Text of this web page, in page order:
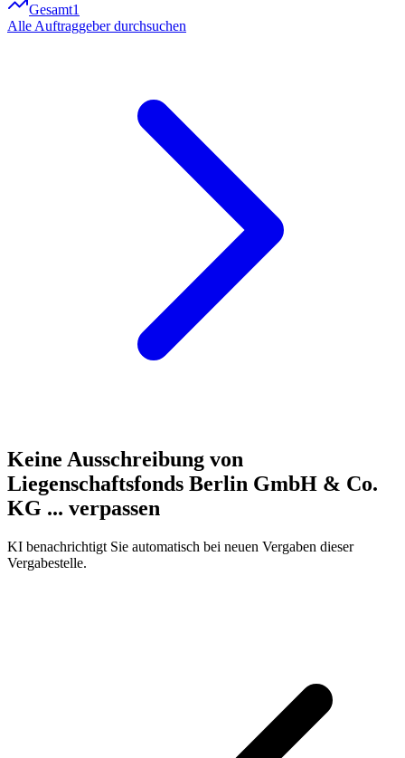
Gesamt1
Alle Auftraggeber durchsuchen
Keine Ausschreibung von
Liegenschaftsfonds Berlin GmbH & Co.
KG ... verpassen
KI benachrichtigt Sie automatisch bei neuen Vergaben dieser
Vergabestelle.